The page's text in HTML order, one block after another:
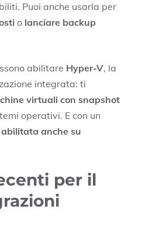
Puoi anche usarla per
o lanciare backup
abilitare Hyper-V, la
integrata: ti
virtuali con snapshot
operativi. E con un
abilitata anche su
per il